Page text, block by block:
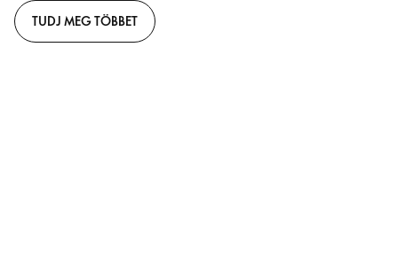
TUDJ MEG TÖBBET